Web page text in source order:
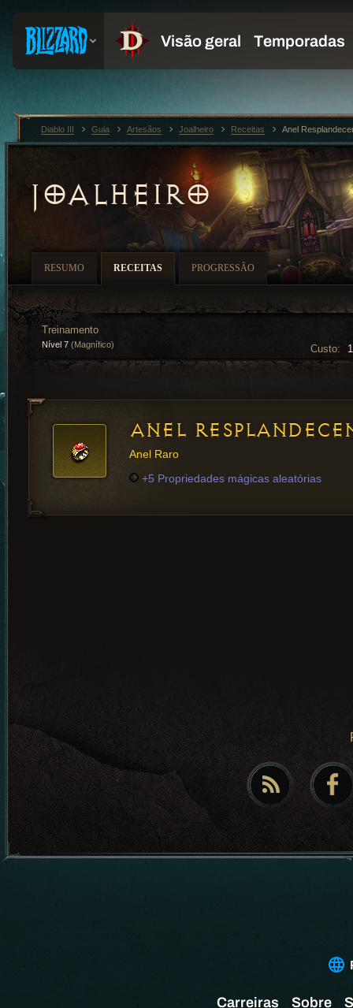
JOALHEIRO
RESUMO RECEITAS PROGRESSÃO
Custo:
Treinamento
Nível 7 (Magnífico)
ANEL
Anel Raro
+5 Propriedades mágicas aleatórias
Diablo III Guia Artesãos Joalheiro Receitas Anel